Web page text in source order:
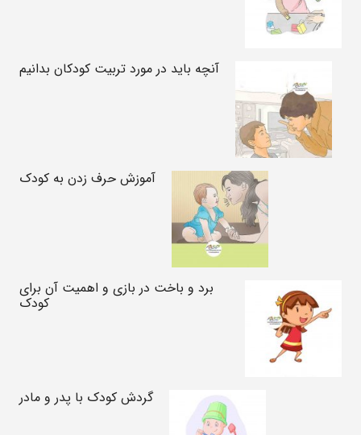
آنچه باید در مورد تربیت کودکان بدانیم
آموزش حرف زدن به کودک
برد و باخت در بازی و اهمیت آن برای
کودک
گردش کودک با پدر و مادر